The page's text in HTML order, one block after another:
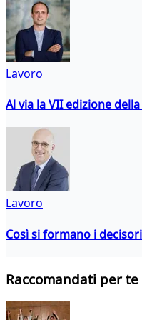
Lavoro
Al via la VII edizione
Lavoro
Così si formano i
Raccomandati per te